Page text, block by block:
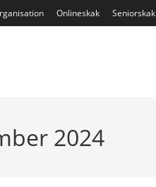
Onlineskak Seniorskak
2024